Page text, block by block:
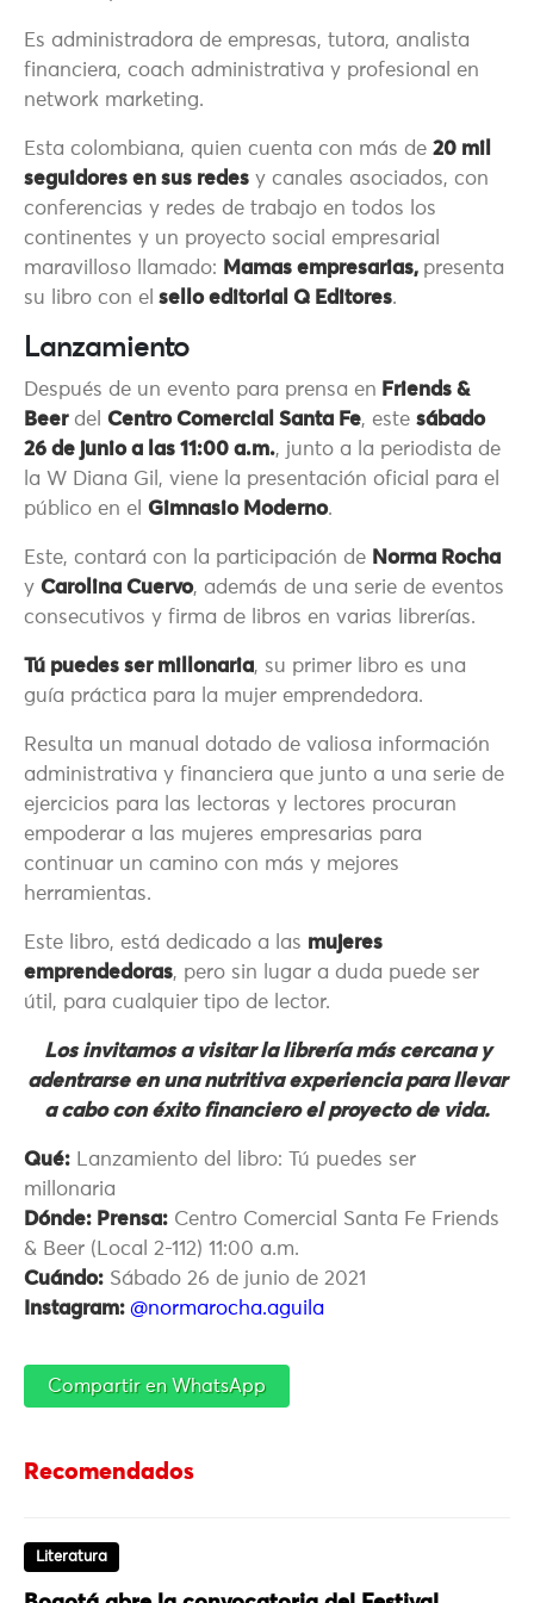
Es administradora de empresas, tutora, analista
financiera, coach administrativa y profesional en
network marketing.
Esta colombiana, quien cuenta con más de 20 mil
seguidores en sus redes y canales asociados, con
conferencias y redes de trabajo en todos los
continentes y un proyecto social empresarial
maravilloso llamado: Mamas empresarias, presenta
su libro con el sello editorial Q Editores.
Lanzamiento
Después de un evento para prensa en Friends &
Beerdel Centro Comercial Santa Fe, este sábado
26 de junio a las 11:00 a.m., junto a la periodista de
la W Diana Gil, viene la presentación oficial para el
público en el Gimnasio Moderno.
Este, contará con la participación de Norma Rocha
y Carolina Cuervo, además de una serie de eventos
consecutivos y firma de libros en varias librerías.
Tú puedes ser millonaria, su primer libro es una
guía práctica para la mujer emprendedora.
Resulta un manual dotado de valiosa información
administrativa y financiera que junto a una serie de
ejercicios para las lectoras y lectores procuran
empoderar a las mujeres empresarias para
continuar un camino con más y mejores
herramientas.
Este libro, está dedicado a las mujeres
emprendedoras, pero sin lugar a duda puede ser
útil, para cualquier tipo de lector.
Los invitamos a visitar la librería más cercana y
adentrarse en una nutritiva experiencia para llevar
a cabo con éxito financiero el proyecto de vida.
Qué: Lanzamiento del libro: Tú puedes ser
millonaria
Dónde: Prensa: Centro Comercial Santa Fe Friends
& Beer (Local 2-112) 11:00 a.m.
Cuándo: Sábado 26 de junio de 2021
Instagram: @normarocha.aguila
Compartir en WhatsApp
Recomendados
Literatura